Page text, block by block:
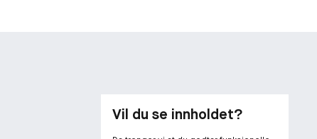
Vil du se innholdet?